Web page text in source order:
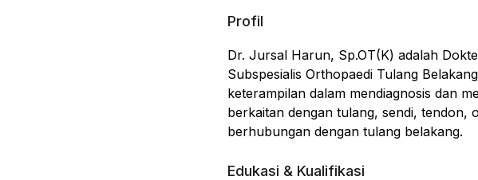
Profil
Dr. Jursal Harun, Sp.OT(K) adalah
Subspesialis Orthopaedi Tulang
keterampilan dalam mendiagnosis dan
berkaitan dengan tulang, sendi, tendon,
berhubungan dengan tulang belakang.
Edukasi & Kualifikasi